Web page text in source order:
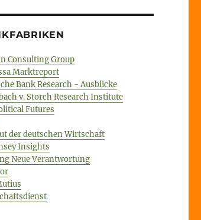
Consulting Group
Marktreport
Bank Research - Ausblicke
v. Storch Research Institute
Futures
der deutschen Wirtschaft
Insights
Neue Verantwortung